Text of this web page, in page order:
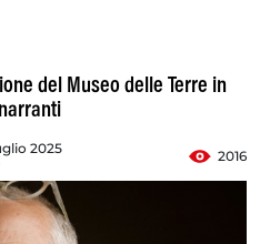
del Museo delle Terre in
2025
2016